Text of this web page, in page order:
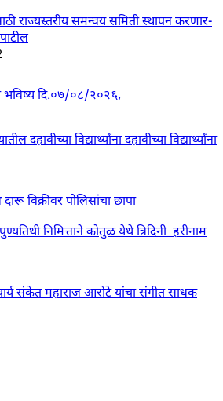
राज्यस्तरीय समन्वय समिती स्थापन करणार-
दि.०७/०८/२०२६,
दहावीच्या विद्यार्थ्यांना दहावीच्या विद्यार्थ्यांना
विक्रीवर पोलिसांचा छापा
निमित्ताने कोतुळ येथे त्रिदिनी हरीनाम
संकेत महाराज आरोटे यांचा संगीत साधक